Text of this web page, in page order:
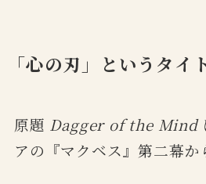
「心の刃」というタイ
原題 Dagger of the Mind
アの『マクベス』第二幕か